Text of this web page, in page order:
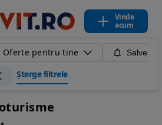
Vinde
acum
Oferte pentru tine
Șterge filtrele